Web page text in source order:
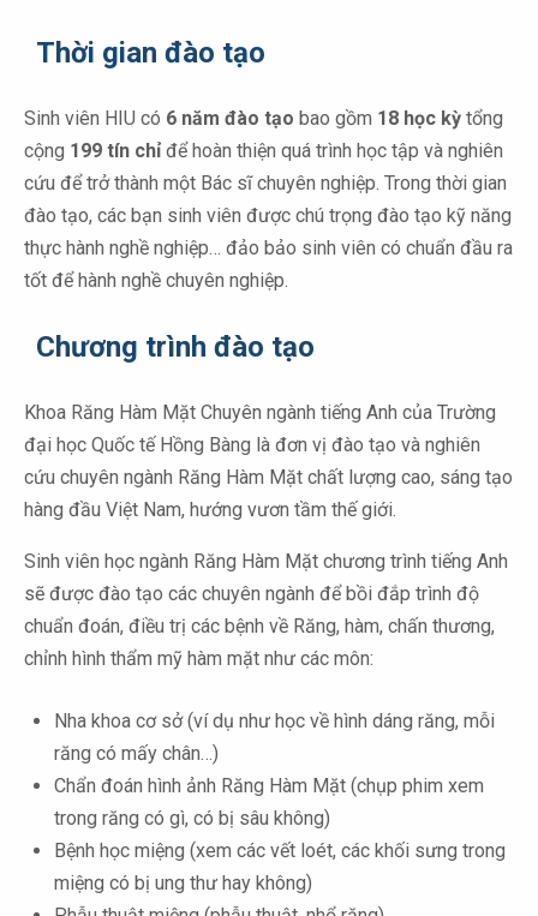
Thời gian đào tạo
Sinh viên HIU có 6 năm đào tạo bao gồm 18 học kỳ tổng
cộng 199 tín chỉ để hoàn thiện quá trình học tập và nghiên
cứu để trở thành một Bác sĩ chuyên nghiệp. Trong thời gian
đào tạo, các bạn sinh viên được chú trọng đào tạo kỹ năng
thực hành nghề nghiệp… đảo bảo sinh viên có chuẩn đầu ra
tốt để hành nghề chuyên nghiệp.
Chương trình đào tạo
Khoa Răng Hàm Mặt Chuyên ngành tiếng Anh của Trường
đại học Quốc tế Hồng Bàng là đơn vị đào tạo và nghiên
cứu chuyên ngành Răng Hàm Mặt chất lượng cao, sáng tạo
hàng đầu Việt Nam, hướng vươn tầm thế giới.
Sinh viên học ngành Răng Hàm Mặt chương trình tiếng Anh
sẽ được đào tạo các chuyên ngành để bồi đắp trình độ
chuẩn đoán, điều trị các bệnh về Răng, hàm, chấn thương,
chỉnh hình thẩm mỹ hàm mặt như các môn:
Nha khoa cơ sở (ví dụ như học về hình dáng răng, mỗi
răng có mấy chân…)
Chẩn đoán hình ảnh Răng Hàm Mặt (chụp phim xem
trong răng có gì, có bị sâu không)
Bệnh học miệng (xem các vết loét, các khối sưng trong
miệng có bị ung thư hay không)